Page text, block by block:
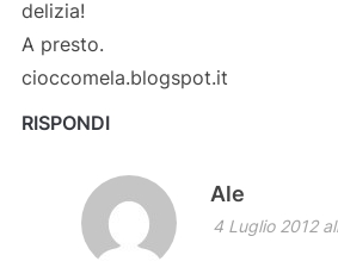
delizia!
A presto.
cioccomela.blogspot.it
RISPONDI
Ale
4 Luglio 2012